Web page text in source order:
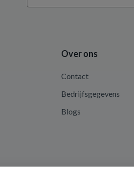
Over ons
Contact
Bedrijfsgegevens
Blogs